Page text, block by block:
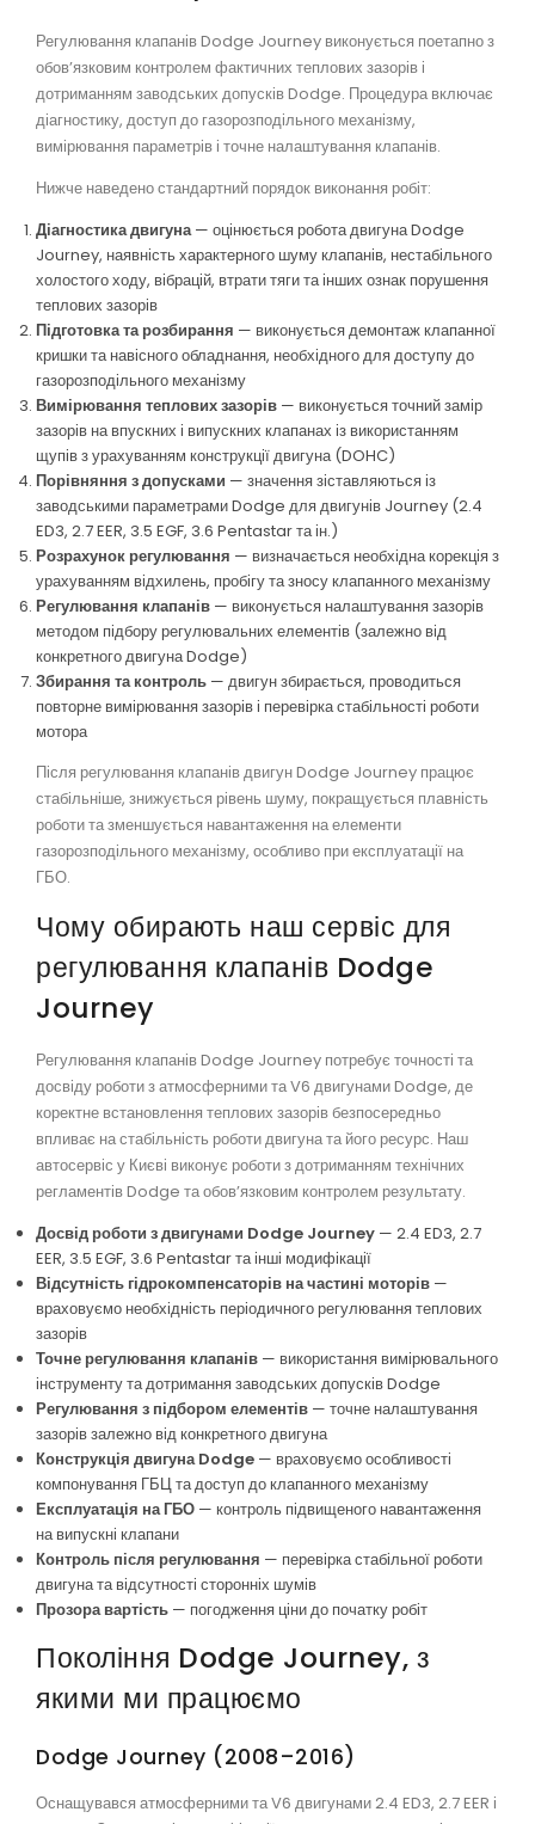
Регулювання клапанів Dodge Journey виконується поетапно з
обов’язковим контролем фактичних теплових зазорів і
дотриманням заводських допусків Dodge. Процедура включає
діагностику, доступ до газорозподільного механізму,
вимірювання параметрів і точне налаштування клапанів.
Нижче наведено стандартний порядок виконання робіт:
Діагностика двигуна— оцінюється робота двигуна Dodge
Journey, наявність характерного шуму клапанів, нестабільного
холостого ходу, вібрацій, втрати тяги та інших ознак порушення
теплових зазорів
Підготовка та розбирання — виконується демонтаж клапанної
кришки та навісного обладнання, необхідного для доступу до
газорозподільного механізму
Вимірювання теплових зазорів — виконується точний замір
зазорів на впускних і випускних клапанах із використанням
щупів з урахуванням конструкції двигуна (DOHC)
Порівняння з допусками — значення зіставляються із
заводськими параметрами Dodge для двигунів Journey (2.4
ED3, 2.7 EER, 3.5 EGF, 3.6 Pentastar та ін.)
Розрахунок регулювання — визначається необхідна корекція з
урахуванням відхилень, пробігу та зносу клапанного механізму
Регулювання клапанів — виконується налаштування зазорів
методом підбору регулювальних елементів (залежно від
конкретного двигуна Dodge)
Збирання та контроль — двигун збирається, проводиться
повторне вимірювання зазорів і перевірка стабільності роботи
мотора
Після регулювання клапанів двигун Dodge Journey працює
стабільніше, знижується рівень шуму, покращується плавність
роботи та зменшується навантаження на елементи
газорозподільного механізму, особливо при експлуатації на
ГБО.
Чому обирають наш сервіс для
регулювання клапанів Dodge
Journey
Регулювання клапанів Dodge Journey потребує точності та
досвіду роботи з атмосферними та V6 двигунами Dodge, де
коректне встановлення теплових зазорів безпосередньо
впливає на стабільність роботи двигуна та його ресурс. Наш
автосервіс у Києві виконує роботи з дотриманням технічних
регламентів Dodge та обов’язковим контролем результату.
Досвід роботи з двигунами Dodge Journey — 2.4 ED3, 2.7
EER, 3.5 EGF, 3.6 Pentastar та інші модифікації
Відсутність гідрокомпенсаторів на частині моторів —
враховуємо необхідність періодичного регулювання теплових
зазорів
Точне регулювання клапанів — використання вимірювального
інструменту та дотримання заводських допусків Dodge
Регулювання з підбором елементів — точне налаштування
зазорів залежно від конкретного двигуна
Конструкція двигуна Dodge — враховуємо особливості
компонування ГБЦ та доступ до клапанного механізму
Експлуатація на ГБО — контроль підвищеного навантаження
на випускні клапани
Контроль після регулювання — перевірка стабільної роботи
двигуна та відсутності сторонніх шумів
Прозора вартість — погодження ціни до початку робіт
Покоління Dodge Journey, з
якими ми працюємо
Dodge Journey (2008–2016)
Оснащувався атмосферними та V6 двигунами 2.4 ED3, 2.7 EER і